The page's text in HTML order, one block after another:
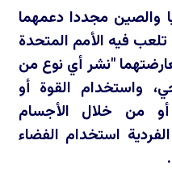
والصين مجددا دعمهما
فيه الأمم المتحدة
"نشر أي نوع من
واستخدام القوة أو
أو من خلال الأجسام
استخدام الفضاء